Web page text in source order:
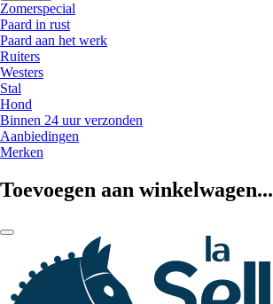
Zomerspecial
Paard in rust
Paard aan het werk
Ruiters
Westers
Stal
Hond
Binnen 24 uur verzonden
Aanbiedingen
Merken
Toevoegen aan winkelwagen...